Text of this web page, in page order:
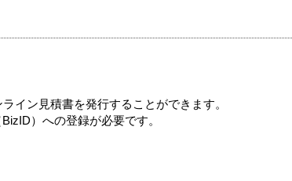
イン見積書を発行することができます。
）への登録が必要です。